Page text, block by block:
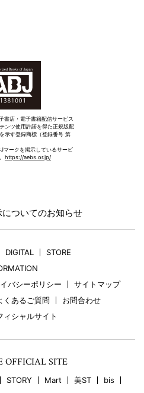
書店・電子書籍配信サービス
ンツ使用許諾を得た正規版配
示す登録商標（登録番号 第
マークを掲示しているサービ
https://aebs.or.jp/
ついてのお知らせ
DIGITAL
STORE
バシーポリシー
サイトマップ
くあるご質問
お問合わせ
ィシャルサイト
OFFICIAL SITE
STORY Mart 美ST
bis